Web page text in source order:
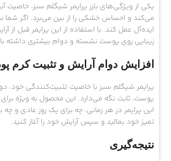
یکی از ویژگی‌های بارز پرایمر شیگلم سبز،
می‌کند و احساس خشکی را از بین می‌برد. اگر شما
ایده‌آل عمل کند. با استفاده از این پرایمر قبل
زیبایی روی پوست نشسته و دوام بیشتری داشته
افزایش دوام آرایش و تثبیت کرم
پرایمر شیگلم سبز با خاصیت تثبیت‌کنندگی خود،
پوست، ثابت نگه می‌دارد. این محصول به ویژه
این پرایمر در هر زمانی، چه برای یک روز عادی و
تمیز خود بمالید و سپس آرایش خود را آغاز کنید.
نتیجه‌گیری